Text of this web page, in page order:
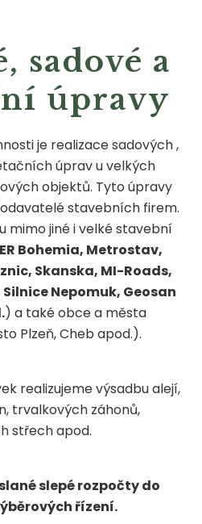
sadové a
úpravy
je realizace sadových ,
úprav u velkých
objektů. Tyto úpravy
stavebních firem.
mimo jiné i velké stavební
Bohemia, Metrostav,
Skanska, MI-Roads,
Nepomuk, Geosan
) a také obce a města
Plzeň, Cheb apod.).
realizujeme výsadbu alejí,
trvalkových záhonů,
střech apod.
slepé rozpočty do
řízení.